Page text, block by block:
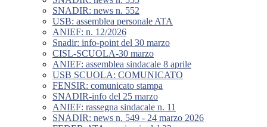
SNADIR: news n. 552
USB: assemblea personale ATA
ANIEF: n. 12/2026
Snadir: info-point del 30 marzo
CISL-SCUOLA-30 marzo
ANIEF: assemblea sindacale 8 aprile
USB SCUOLA: COMUNICATO
FENSIR: comunicato stampa
SNADIR-info del 25 marzo
ANIEF: rassegna sindacale n. 11
SNADIR: news n. 549 - 24 marzo 2026